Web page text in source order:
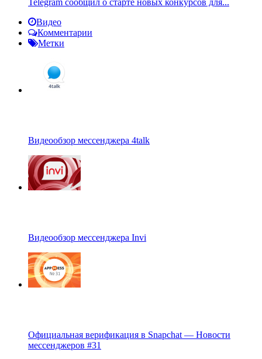
Видео
Комментарии
Метки
Видеообзор мессенджера 4talk
Видеообзор мессенджера Invi
Официальная верификация в Snapchat — Новости
мессенджеров #31